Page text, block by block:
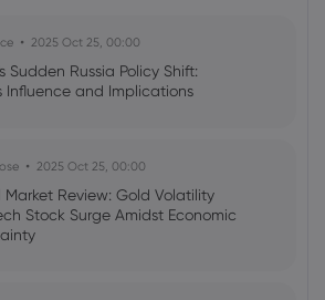
2025 Oct 25, 00:00
Sudden Russia Policy Shift:
Influence and Implications
2025 Oct 25, 00:00
Market Review: Gold Volatility
Stock Surge Amidst Economic